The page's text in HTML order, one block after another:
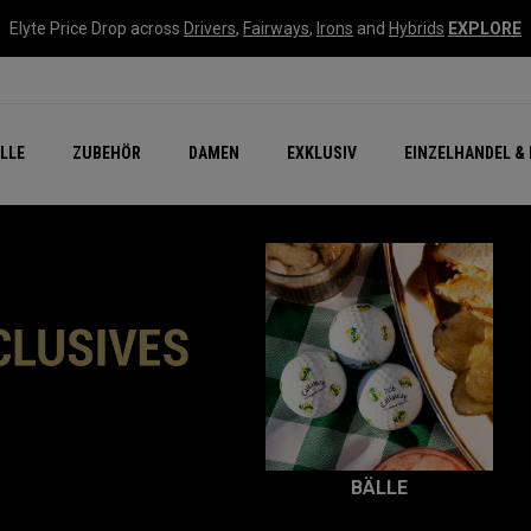
Elyte Price Drop across Drivers, Fairways, Irons and Hybrids EXPLORE
ZUBEHÖR DAMEN EXKLUSIV EINZELHANDEL
Neu – Quantum
Neu Chrome Tour
Zubehör
NEW Golf Bags
New - REVA Complete
Online Selector Tools
BÄLLE